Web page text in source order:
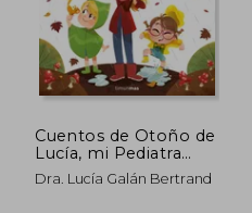
Cuentos de Otoño de
Lucía, mi Pediatra
(Recopilatorios de
Cuentos de Hoy)
Dra. Lucía Galán Bertrand